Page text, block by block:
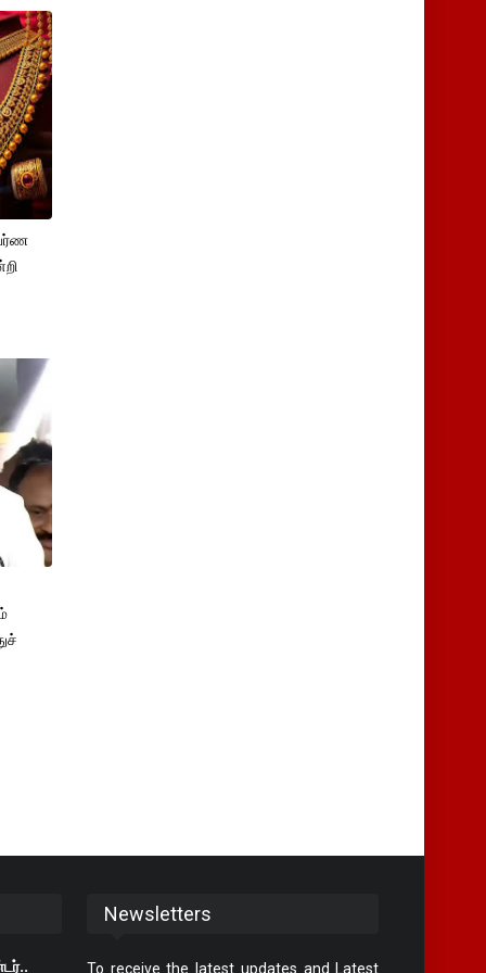
Newsletters
To receive the latest updates and Latest